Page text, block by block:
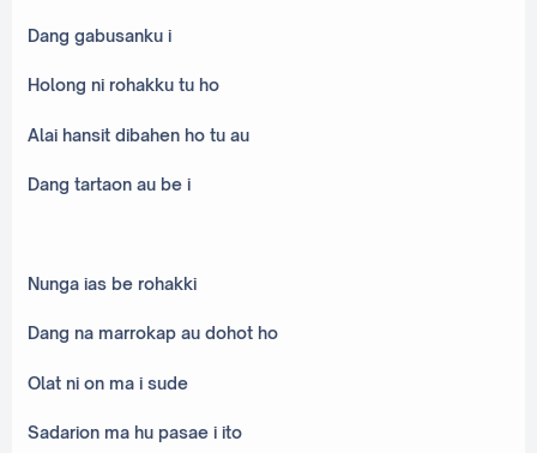
Dang gabusanku i
Holong ni rohakku tu ho
Alai hansit dibahen ho tu au
Dang tartaon au be i
Nunga ias be rohakki
Dang na marrokap au dohot ho
Olat ni on ma i sude
Sadarion ma hu pasae i ito